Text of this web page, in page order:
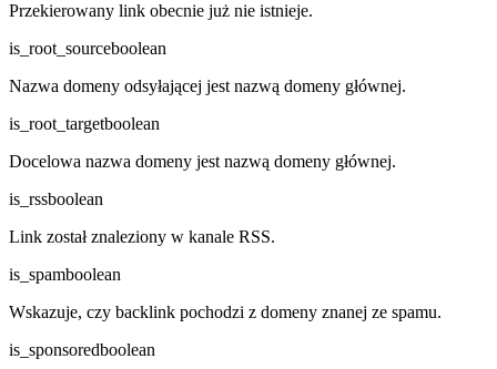
Przekierowany link obecnie już nie istnieje.
is_root_sourceboolean
Nazwa domeny odsyłającej jest nazwą domeny głównej.
is_root_targetboolean
Docelowa nazwa domeny jest nazwą domeny głównej.
is_rssboolean
Link został znaleziony w kanale RSS.
is_spamboolean
Wskazuje, czy backlink pochodzi z domeny znanej ze spamu.
is_sponsoredboolean